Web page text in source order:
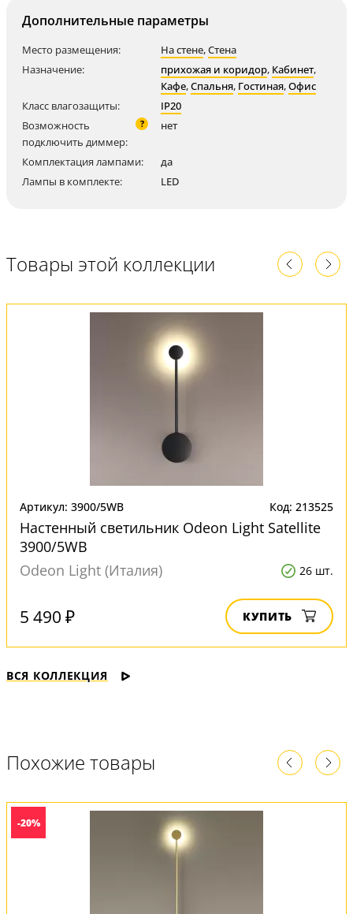
Дополнительные параметры
Место размещения: На стене,Стена
Назначение:
прихожая и коридор, Кабинет,
Кафе,Спальня, Гостиная,Офис
Класс влагозащиты:
IP20
Возможность
подключить диммер:
? нет
Комплектация лампами:
да
Лампы в комплекте:
LED
Товары этой коллекции
Артикул: 3900/5WB Код: 213525
Настенный светильник Odeon Light Satellite
3900/5WB
Odeon Light (Италия)
26 шт.
5 490 ₽ КУПИТЬ
ВСЯ КОЛЛЕКЦИЯ
Похожие товары
-20%